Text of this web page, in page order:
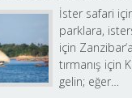
İster safari
parklara,
için
tırmanış için
gelin; eğer…